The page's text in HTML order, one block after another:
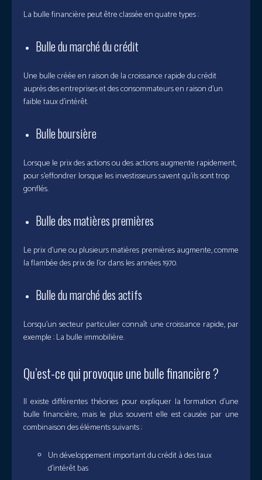
La bulle financière peut être classée en quatre types :
Bulle du marché du crédit
Une bulle créée en raison de la croissance rapide du crédit
auprès des entreprises et des consommateurs en raison d’un
faible taux d’intérêt.
Bulle boursière
Lorsque le prix des actions ou des actions augmente rapidement,
pour s’effondrer lorsque les investisseurs savent qu’ils sont trop
gonflés.
Bulle des matières premières
Le prix d’une ou plusieurs matières premières augmente, comme
la flambée des prix de l’or dans les années 1970.
Bulle du marché des actifs
Lorsqu’un secteur particulier connaît une croissance rapide, par
exemple : La bulle immobilière.
Qu’est-ce qui provoque une bulle financière ?
Il existe différentes théories pour expliquer la formation d’une
bulle financière, mais le plus souvent elle est causée par une
combinaison des éléments suivants :
Un développement important du crédit à des taux
d’intérêt bas